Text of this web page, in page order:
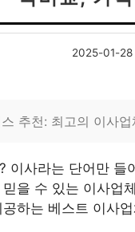
2025-01-28
추천: 최고의 이사
이사라는 단어만
을 수 있는 이사업
하는 베스트 이사